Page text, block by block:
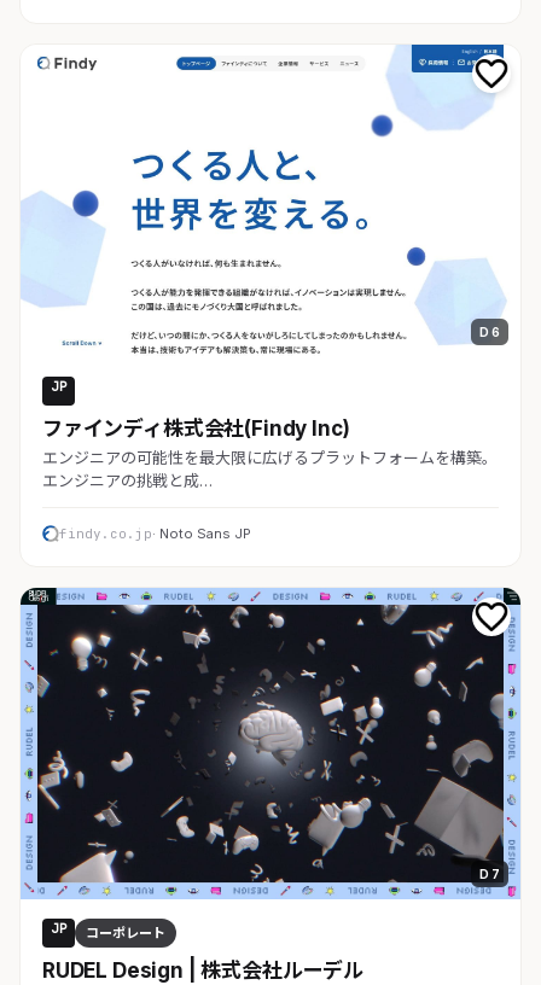
D 6
JP
ファインディ株式会社(Findy Inc)
エンジニアの可能性を最大限に広げるプラットフォームを構築。
エンジニアの挑戦と成…
findy.co.jp· Noto Sans JP
D 7
JP コーポレート
RUDEL Design | 株式会社ルーデル